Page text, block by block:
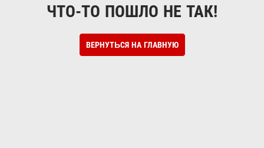
ЧТО-ТО ПОШЛО НЕ ТАК!
ВЕРНУТЬСЯ НА ГЛАВНУЮ